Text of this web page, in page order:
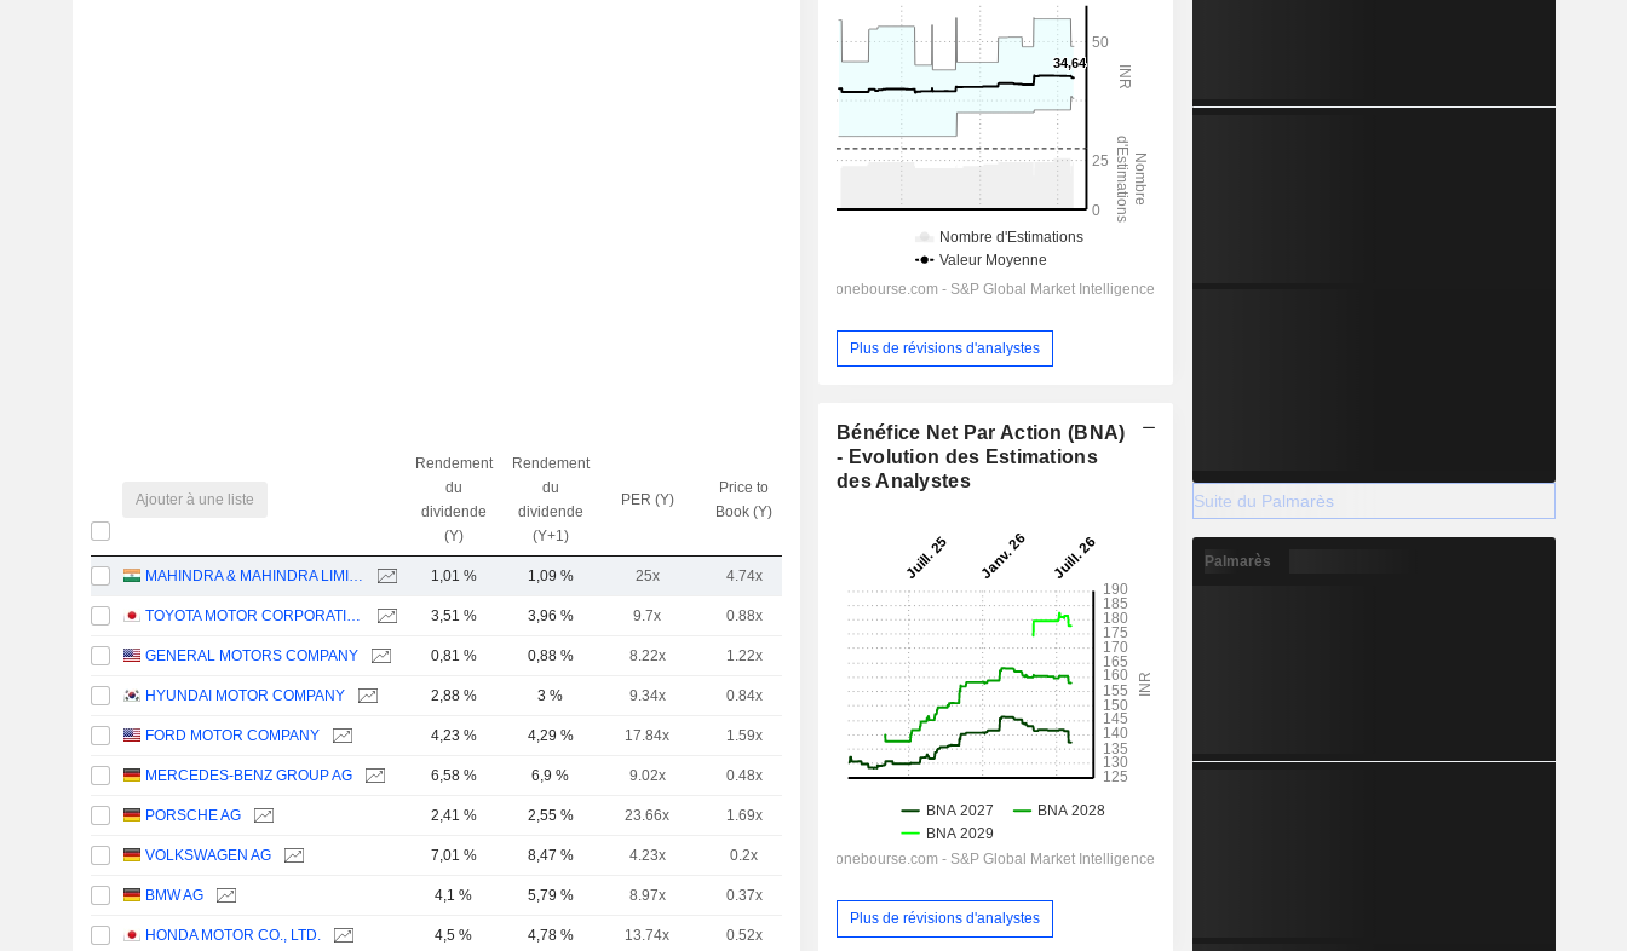
Ajouter à une liste
Rendement
du
dividende
(Y)
Rendement
du
dividende
(Y+1)
PER (Y)
Price to
Book (Y)
MAHINDRA & MAHINDRA LIMITED 1,01 % 1,09 % 25x 4.74x
TOYOTA MOTOR CORPORATION 3,51 % 3,96 % 9.7x 0.88x 1.18x
GENERAL MOTORS COMPANY 0,81 % 0,88 % 8.22x 1.22x
HYUNDAI MOTOR COMPANY 2,88 % 3 % 9.34x 0.84x 1.28x
FORD MOTOR COMPANY 4,23 % 4,29 % 17.84x 1.59x 0.32x
MERCEDES-BENZ GROUP AG 6,58 % 6,9 % 9.02x 0.48x 0.12x
PORSCHE AG 2,41 % 2,55 % 23.66x 1.69x
VOLKSWAGEN AG 7,01 % 8,47 % 4.23x 0.2x 0x
BMW AG 4,1 % 5,79 % 8.97x 0.37x
HONDA MOTOR CO., LTD. 4,5 % 4,78 % 13.74x 0.52x 0.61x
Plus de révisions d'analystes
Bénéfice Net Par Action (BNA)
- Evolution des Estimations
des Analystes
Plus de révisions d'analystes
Suite du Palmarès
Palmarès